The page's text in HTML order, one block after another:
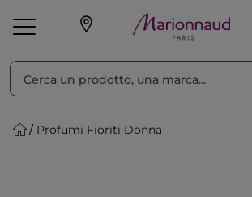
Make-up Profumi
Profumi Fioriti Donna
Ordina per